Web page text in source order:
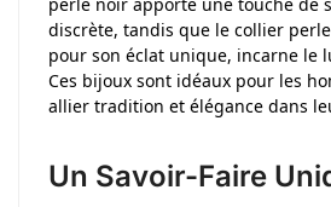
perle noir apporte une touche de
discrète, tandis que le collier
pour son éclat unique, incarne le
Ces bijoux sont idéaux pour les
allier tradition et élégance dans
Un Savoir-Faire